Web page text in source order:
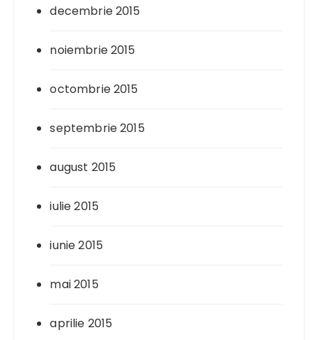
decembrie 2015
noiembrie 2015
octombrie 2015
septembrie 2015
august 2015
iulie 2015
iunie 2015
mai 2015
aprilie 2015